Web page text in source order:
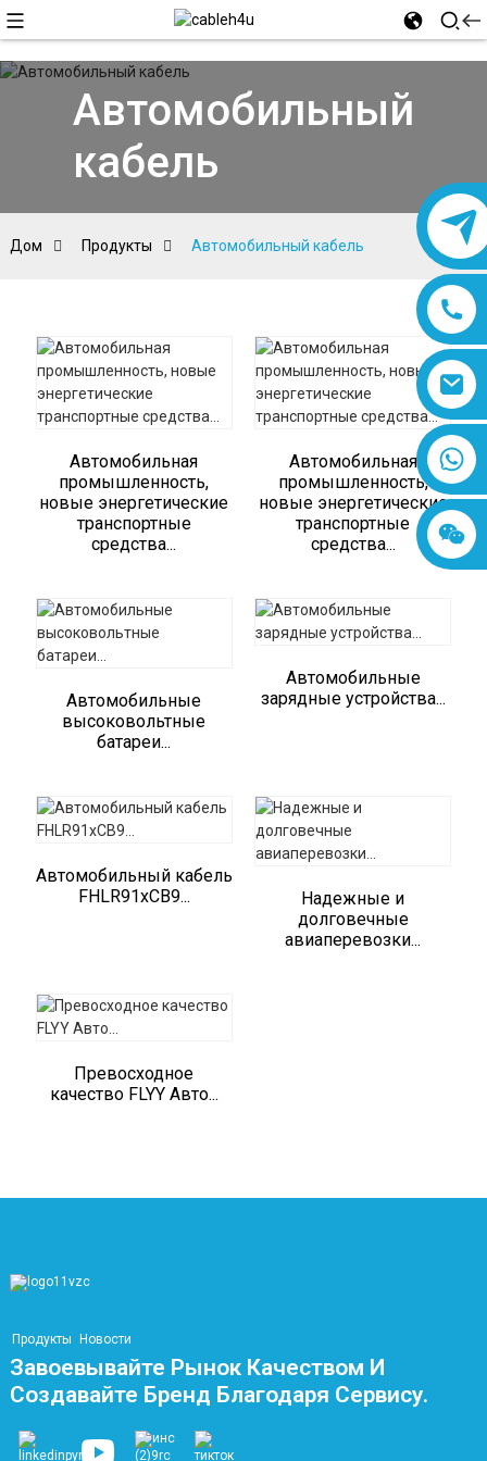
8618019377761
Автомобильный
кабель
Дом Продукты Автомобильный кабель
Автомобильная
промышленность,
новые энергетические
транспортные
средства...
Автомобильная
промышленность,
новые энергетические
транспортные
средства...
Автомобильные
высоковольтные
батареи...
Автомобильные
зарядные устройства...
Автомобильный кабель
FHLR91xCB9...
Надежные и
долговечные
авиаперевозки...
Превосходное
качество FLYY Авто...
Продукты Новости
Завоевывайте Рынок Качеством И
Создавайте Бренд Благодаря Сервису.